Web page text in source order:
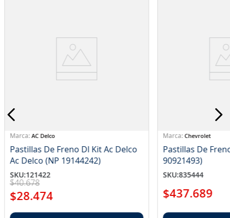
AC Delco
Pastillas De Freno Dl Kit Ac Delco
Ac Delco (NP 19144242)
SKU:121422
$40.678
$28.474
Chevrolet
Pastillas De
90921493)
SKU:835444
$437.689